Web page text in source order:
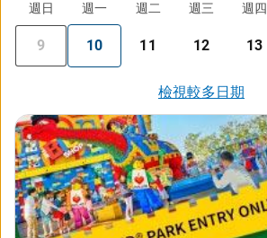
週日 週一 週二 週三 週四
9 10 11 12 13
檢視較多日期